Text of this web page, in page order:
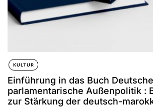
KULTUR
Einführung in das Buch Deutsche
parlamentarische Außenpolitik :
zur Stärkung der deutsch-